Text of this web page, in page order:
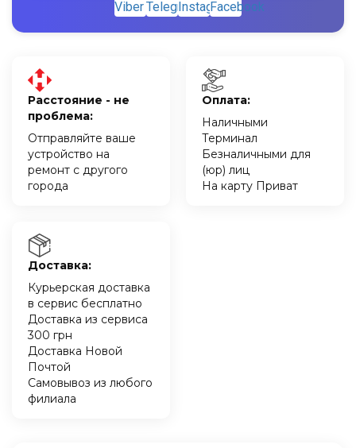
Расстояние - не
проблема:
Отправляйте ваше
устройство на
ремонт с другого
города
Оплата:
Наличными
Терминал
Безналичными для
(юр) лиц
На карту Приват
Доставка:
Курьерская доставка
в сервис бесплатно
Доставка из сервиса
300 грн
Доставка Новой
Почтой
Самовывоз из любого
филиала